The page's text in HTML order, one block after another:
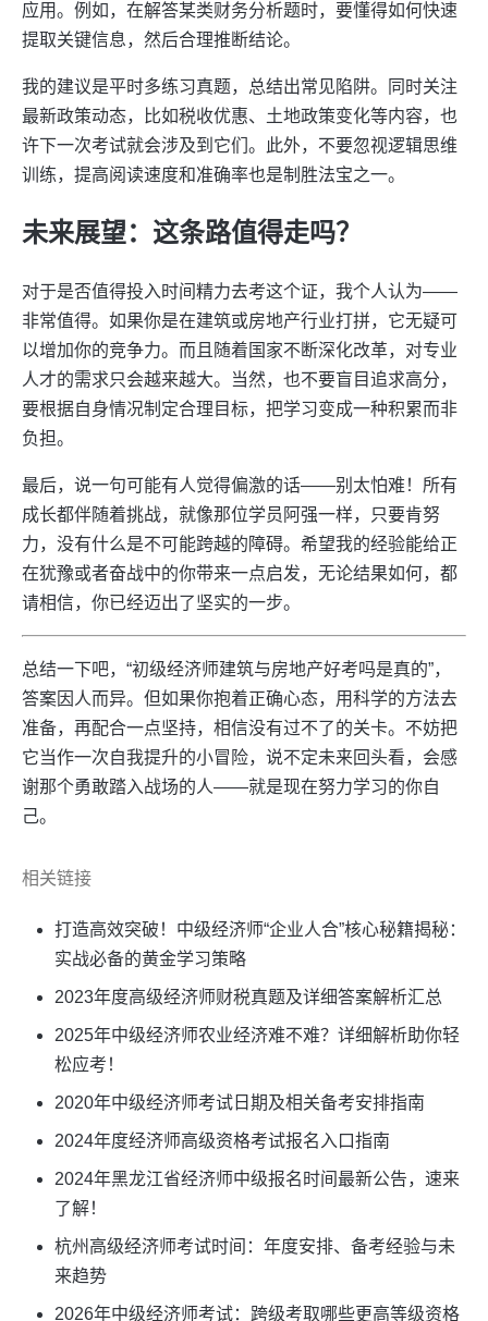
应用。例如，在解答某类财务分析题时，要懂得如何快速
提取关键信息，然后合理推断结论。
我的建议是平时多练习真题，总结出常见陷阱。同时关注
最新政策动态，比如税收优惠、土地政策变化等内容，也
许下一次考试就会涉及到它们。此外，不要忽视逻辑思维
训练，提高阅读速度和准确率也是制胜法宝之一。
未来展望：这条路值得走吗？
对于是否值得投入时间精力去考这个证，我个人认为——
非常值得。如果你是在建筑或房地产行业打拼，它无疑可
以增加你的竞争力。而且随着国家不断深化改革，对专业
人才的需求只会越来越大。当然，也不要盲目追求高分，
要根据自身情况制定合理目标，把学习变成一种积累而非
负担。
最后，说一句可能有人觉得偏激的话——别太怕难！所有
成长都伴随着挑战，就像那位学员阿强一样，只要肯努
力，没有什么是不可能跨越的障碍。希望我的经验能给正
在犹豫或者奋战中的你带来一点启发，无论结果如何，都
请相信，你已经迈出了坚实的一步。
总结一下吧，“初级经济师建筑与房地产好考吗是真的”，
答案因人而异。但如果你抱着正确心态，用科学的方法去
准备，再配合一点坚持，相信没有过不了的关卡。不妨把
它当作一次自我提升的小冒险，说不定未来回头看，会感
谢那个勇敢踏入战场的人——就是现在努力学习的你自
己。
相关链接
打造高效突破！中级经济师“企业人合”核心秘籍揭秘：
实战必备的黄金学习策略
2023年度高级经济师财税真题及详细答案解析汇总
2025年中级经济师农业经济难不难？详细解析助你轻
松应考！
2020年中级经济师考试日期及相关备考安排指南
2024年度经济师高级资格考试报名入口指南
2024年黑龙江省经济师中级报名时间最新公告，速来
了解！
杭州高级经济师考试时间：年度安排、备考经验与未
来趋势
2026年中级经济师考试：跨级考取哪些更高等级资格